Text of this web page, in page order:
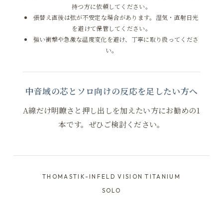
持つ方に依頼してください。
張替え直後は弦が不安定な場合があります。湿気・直射日光
を避けて保管してください。
強い衝撃や急激な温度変化を避け、丁寧に取り扱ってくださ
い。
中音域の芯とソロ向けの反応を足したい方へ
A線だけ明瞭さと押し出しを加えたい方にお勧めの1
本です。ぜひご検討ください。
THOMASTIK-INFELD VISION TITANIUM
SOLO